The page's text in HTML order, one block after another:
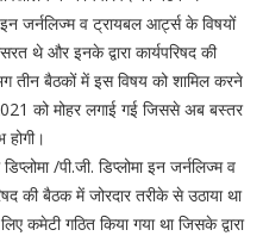
जर्नलिज्म व ट्रायबल आर्ट्स के विषयों
थे और इनके द्वारा कार्यपरिषद की
तीन बैठकों में इस विषय को शामिल करने
को मोहर लगाई गई जिससे अब बस्तर
होगी।
/पी.जी. डिप्लोमा इन जर्नलिज्म व
की बैठक में जोरदार तरीके से उठाया था
कमेटी गठित किया गया था जिसके द्वारा